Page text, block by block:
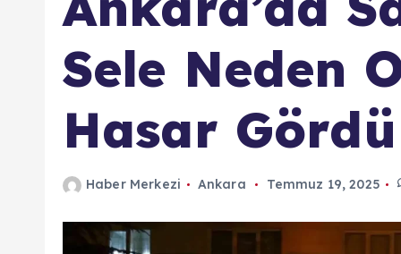
Sele Neden
Hasar Gördü
Haber Merkezi Ankara Temmuz 19, 2025